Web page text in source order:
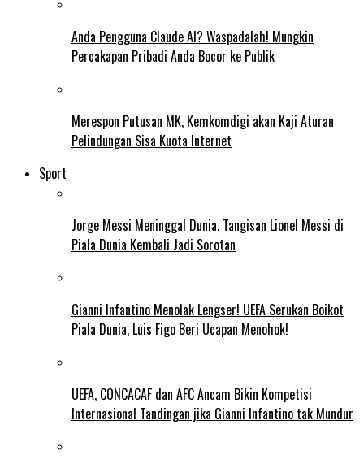
Anda Pengguna Claude AI? Waspadalah! Mungkin
Percakapan Pribadi Anda Bocor ke Publik
Merespon Putusan MK, Kemkomdigi akan Kaji Aturan
Pelindungan Sisa Kuota Internet
Sport
Jorge Messi Meninggal Dunia, Tangisan Lionel Messi di
Piala Dunia Kembali Jadi Sorotan
Gianni Infantino Menolak Lengser! UEFA Serukan Boikot
Piala Dunia, Luis Figo Beri Ucapan Menohok!
UEFA, CONCACAF dan AFC Ancam Bikin Kompetisi
Internasional Tandingan jika Gianni Infantino tak Mundur